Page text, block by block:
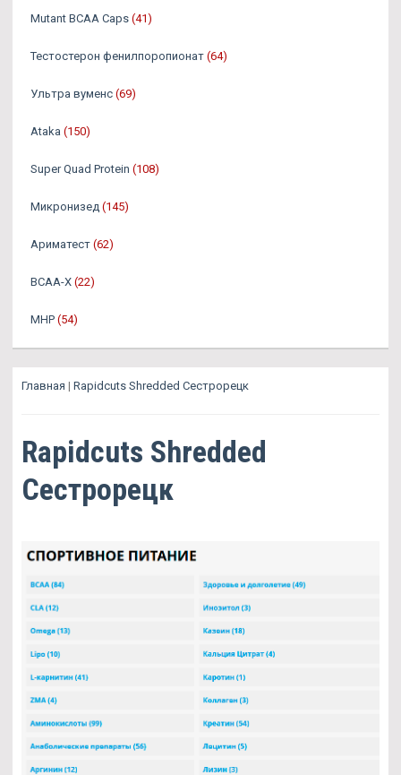
Mutant BCAA Caps (41)
Тестостерон фенилпоропионат (64)
Ультра вуменс (69)
Ataka (150)
Super Quad Protein (108)
Микронизед (145)
Ариматест (62)
BCAA-X (22)
MHP (54)
Главная | Rapidcuts Shredded Сестрорецк
Rapidcuts Shredded
Сестрорецк